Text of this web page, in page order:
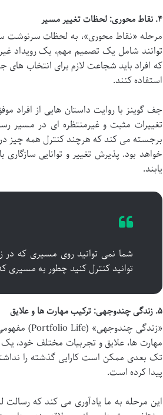
۴. نقاط محوری: لحظات تغییر مسیر
مرحله «نقاط محوری»، به لحظات سرنوشت
توانند شامل یک تصمیم مهم، یک رویداد
که افراد باید شجاعت لازم برای انتخاب
استفاده کنند.
جف گوینز با روایت داستان هایی از افراد
تغییرات مثبت و غیرمنتظره ای در مسیر
برجسته می کند که هرچند کنترل همه چیز
خواهد بود. پذیرش تغییر و توانایی
یابند.
شما نمی توانید روی مسیری که
توانید کنترل کنید چطور به
۵. زندگی چندوجهی: ترکیب مهارت ها و علایق
«زندگی چندوجهی» (Portfolio Life) مفهومی کلیدی در کتاب
مهارت ها، علایق و تجربیات مختلف خود،
تک بعدی ممکن است کارایی گذشته را نداشته
پیدا کرده است.
این مرحله به ما یادآوری می کند که